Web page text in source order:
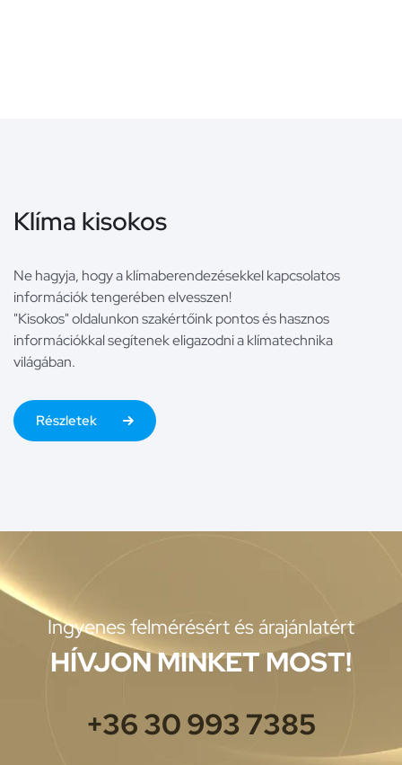
Klíma kisokos
Ne hagyja, hogy a klímaberendezésekkel kapcsolatos
információk tengerében elvesszen!
"Kisokos" oldalunkon szakértőink pontos és hasznos
információkkal segítenek eligazodni a klímatechnika
világában.
Részletek
Ingyenes felmérésért és árajánlatért
HÍVJON MINKET MOST!
+36 30 993 7385